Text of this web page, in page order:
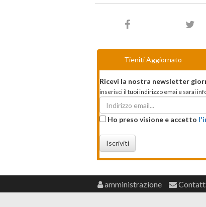
Tieniti Aggiornato
Ricevi la nostra newsletter
inserisci il tuoi indirizzo emai e sarai
Ho preso visione e accetto
Iscriviti
amministrazione